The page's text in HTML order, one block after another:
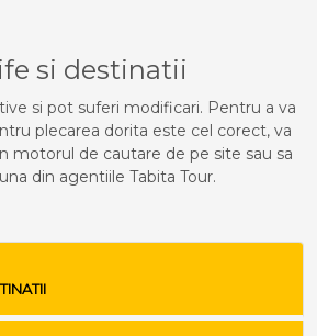
si destinatii
si pot suferi modificari. Pentru a va
plecarea dorita este cel corect, va
motorul de cautare de pe site sau sa
din agentiile Tabita Tour.